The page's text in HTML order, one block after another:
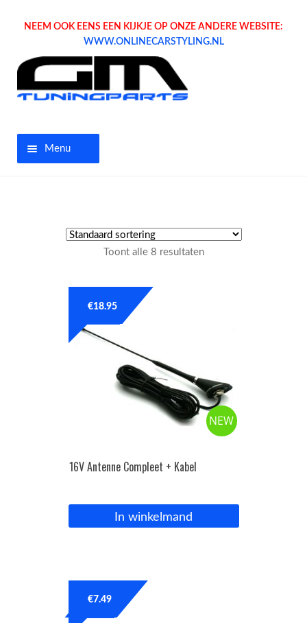
NEEM OOK EENS EEN KIJKJE OP ONZE ANDERE WEBSITE:
WWW.ONLINECARSTYLING.NL
Menu
Tuning parts
OPC Line
Bedrijfswagen parts
Inloggen / Registreren
Toont alle 8 resultaten
NEW
16V Antenne Compleet + Kabel
€18.95
In winkelmand
€7.49